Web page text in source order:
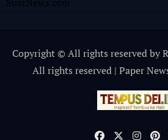
SuarNews.com
Copyright © All rights reserved by
All rights reserved | Paper